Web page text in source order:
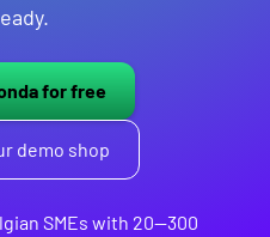
for free
demo shop
SMEs with 20—300